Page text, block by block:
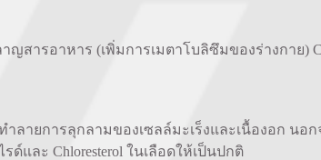
ารอาหาร (เพิ่มการเมตาโบลิซึมของร่างกาย)
ยการลุกลามของเซลล์มะเร็งและเนื้องอก นอกจ
และ Chloresterol ในเลือดให้เป็นปกติ